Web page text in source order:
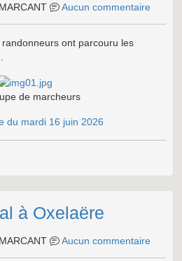
Aucun commentaire
ont parcouru les
de marcheurs
du mardi 16 juin 2026
à Oxelaëre
Aucun commentaire